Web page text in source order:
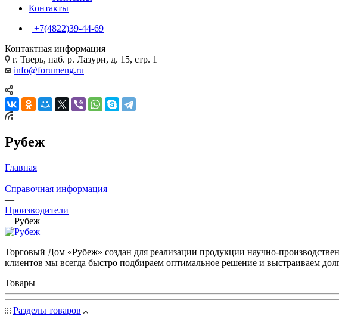
Контакты
+7(4822)39-44-69
Контактная информация
г. Тверь, наб. р. Лазури, д. 15, стр. 1
info@forumeng.ru
Рубеж
Главная
—
Справочная информация
—
Производители
—Рубеж
Торговый Дом «Рубеж» создан для реализации продукции научно-
клиентов мы всегда быстро подбираем оптимальное решение и выстраиваем
Товары
Разделы товаров